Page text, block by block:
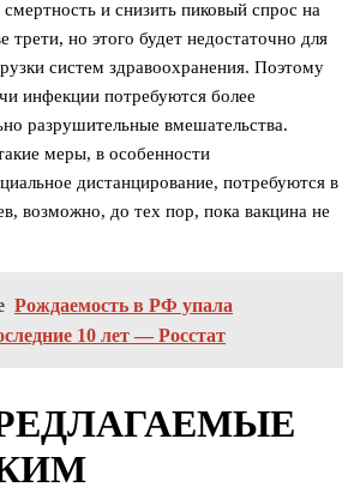
и снизить пиковый спрос на
трети, но этого будет недостаточно для
систем здравоохранения. Поэтому
инфекции потребуются более
разрушительные вмешательства.
меры, в особенности
дистанцирование, потребуются в
возможно, до тех пор, пока вакцина не
Рождаемость в РФ упала
10 лет — Росстат